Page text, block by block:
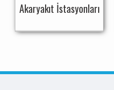
Akaryakıt İstasyonları